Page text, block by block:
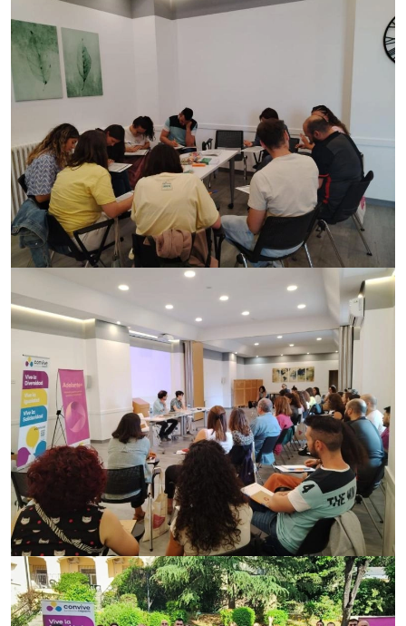
Imagen